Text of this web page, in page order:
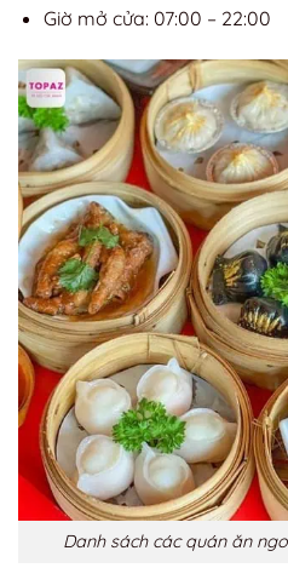
Giờ mở cửa: 07:00 – 22:00
Danh sách các quán ăn